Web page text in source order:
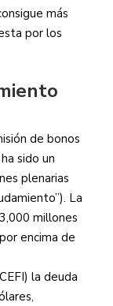
más
por los
de bonos
sido un
plenarias
La
millones
encima de
la deuda